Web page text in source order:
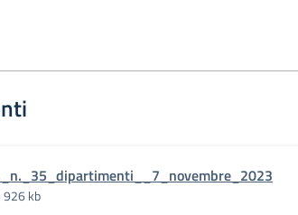
926 kb